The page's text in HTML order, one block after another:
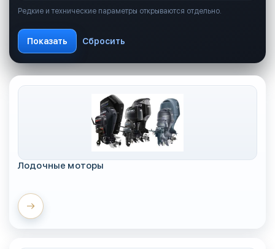
Редкие и технические параметры открываются отдельно.
Лодочные моторы